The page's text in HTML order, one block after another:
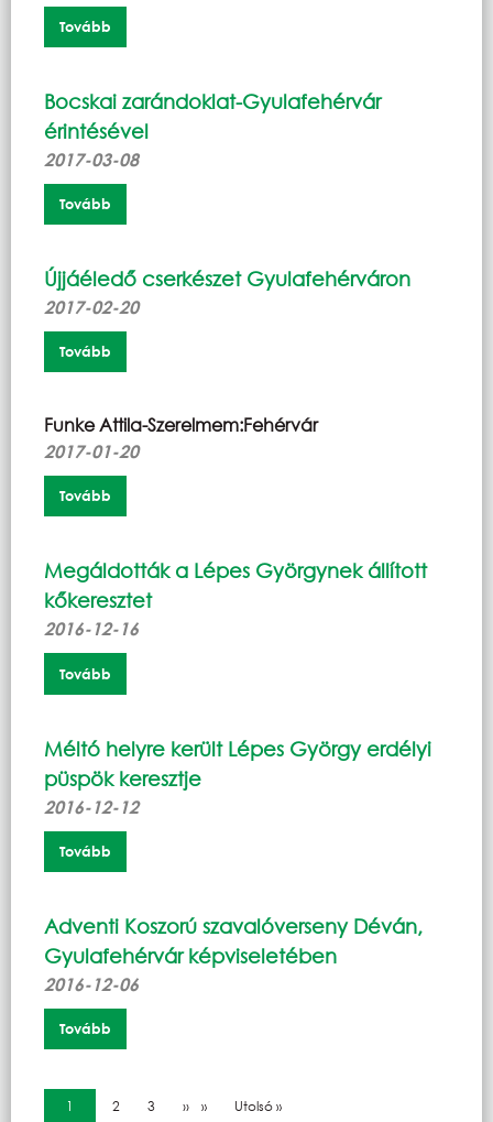
Tovább
Bocskai zarándoklat-Gyulafehérvár
érintésével
2017-03-08
Tovább
Újjáéledő cserkészet Gyulafehérváron
2017-02-20
Tovább
Funke Attila-Szerelmem:Fehérvár
2017-01-20
Tovább
Megáldották a Lépes Györgynek állított
kőkeresztet
2016-12-16
Tovább
Méltó helyre került Lépes György erdélyi
püspök keresztje
2016-12-12
Tovább
Adventi Koszorú szavalóverseny Déván,
Gyulafehérvár képviseletében
2016-12-06
Tovább
Oldalszámozás
Jelenlegi oldal
1 Oldal
2 Oldal
3 Következő oldal
›› Utolsó oldal
Utolsó »